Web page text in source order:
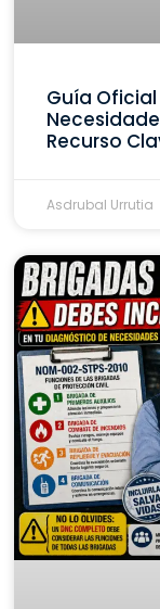
Guía
Recurso
Asdrubal Urrutia